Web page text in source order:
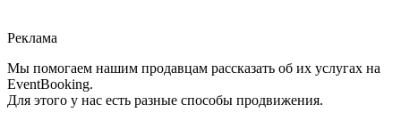
Реклама
Мы помогаем нашим продавцам рассказать об их услугах на
EventBooking.
Для этого у нас есть разные способы продвижения.